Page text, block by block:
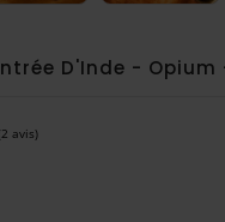
D'Inde - Opium